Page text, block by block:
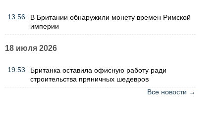
13:56
В Британии обнаружили монету времен Римской
империи
18 июля 2026
19:53
Британка оставила офисную работу ради
строительства пряничных шедевров
Все новости →